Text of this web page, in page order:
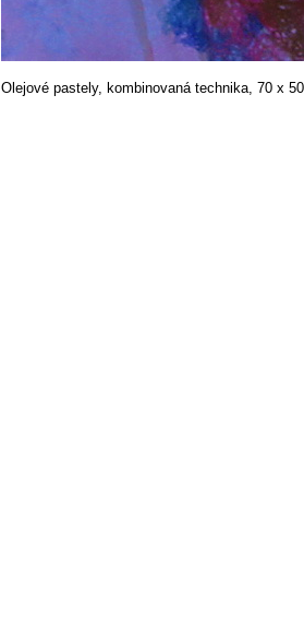
Olejové pastely, kombinovaná technika, 70 x